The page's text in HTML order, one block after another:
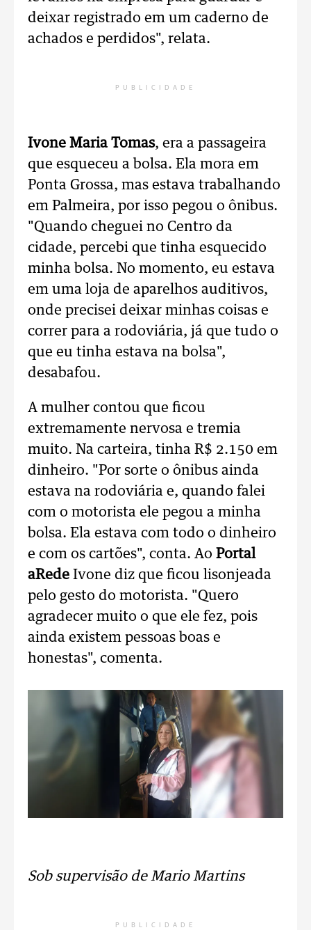
deixar registrado em um caderno de
achados e perdidos", relata.
PUBLICIDADE
Ivone Maria Tomas, era a passageira
que esqueceu a bolsa. Ela mora em
Ponta Grossa, mas estava trabalhando
em Palmeira, por isso pegou o ônibus.
"Quando cheguei no Centro da
cidade, percebi que tinha esquecido
minha bolsa. No momento, eu estava
em uma loja de aparelhos auditivos,
onde precisei deixar minhas coisas e
correr para a rodoviária, já que tudo o
que eu tinha estava na bolsa",
desabafou.
A mulher contou que ficou
extremamente nervosa e tremia
muito. Na carteira, tinha R$ 2.150 em
dinheiro. "Por sorte o ônibus ainda
estava na rodoviária e, quando falei
com o motorista ele pegou a minha
bolsa. Ela estava com todo o dinheiro
e com os cartões", conta. Ao Portal
aRede Ivone diz que ficou lisonjeada
pelo gesto do motorista. "Quero
agradecer muito o que ele fez, pois
ainda existem pessoas boas e
honestas", comenta.
Sob supervisão de Mario Martins
PUBLICIDADE